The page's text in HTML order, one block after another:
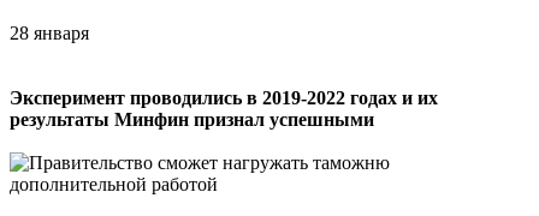
28 января
Эксперимент проводились в 2019-2022 годах и их
результаты Минфин признал успешными